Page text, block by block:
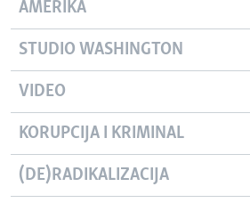
AMERIKA
STUDIO WASHINGTON
VIDEO
KORUPCIJA I KRIMINAL
(DE)RADIKALIZACIJA